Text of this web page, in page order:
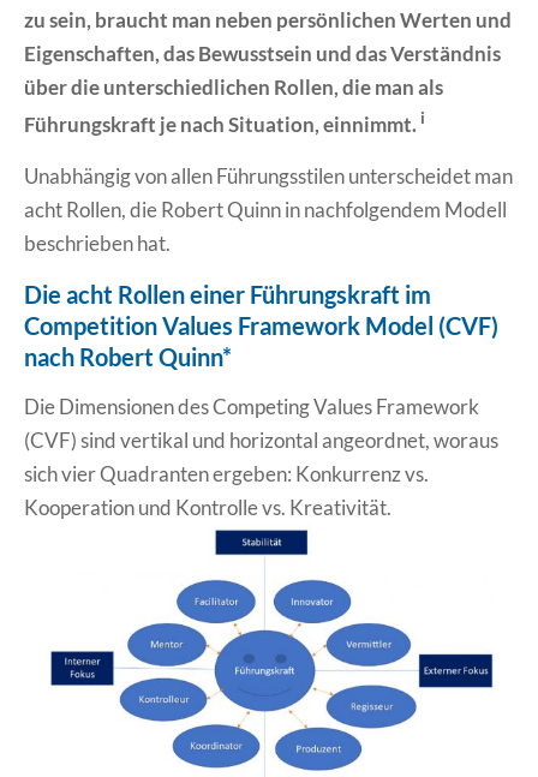
zu sein, braucht man neben persönlichen Werten und
Eigenschaften, das Bewusstsein und das Verständnis
über die unterschiedlichen Rollen, die man als
Führungskraft je nach Situation, einnimmt. i
Unabhängig von allen Führungsstilen unterscheidet man
acht Rollen, die Robert Quinn in nachfolgendem Modell
beschrieben hat.
Die acht Rollen einer Führungskraft im
Competition Values Framework Model (CVF)
nach Robert Quinn*
Die Dimensionen des Competing Values Framework
(CVF) sind vertikal und horizontal angeordnet, woraus
sich vier Quadranten ergeben: Konkurrenz vs.
Kooperation und Kontrolle vs. Kreativität.